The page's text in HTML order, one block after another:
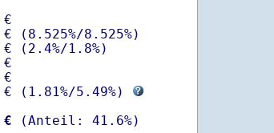
(8.525%/8.525%)
(2.4%/1.8%)
( 1.81%/5.49%)